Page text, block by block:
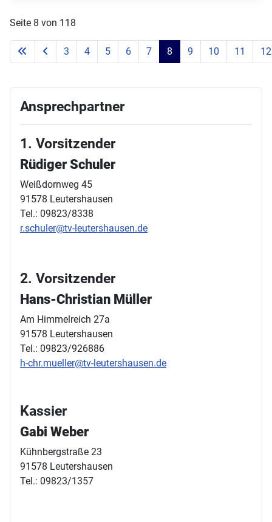
Seite 8 von 118
3 4 5 6 7 8 9 10 11 12
Ansprechpartner
1. Vorsitzender
Rüdiger Schuler
Weißdornweg 45
91578 Leutershausen
Tel.: 09823/8338
r.schuler@tv-leutershausen.de
2. Vorsitzender
Hans-Christian Müller
Am Himmelreich 27a
91578 Leutershausen
Tel.: 09823/926886
h-chr.mueller@tv-leutershausen.de
Kassier
Gabi Weber
Kühnbergstraße 23
91578 Leutershausen
Tel.: 09823/1357